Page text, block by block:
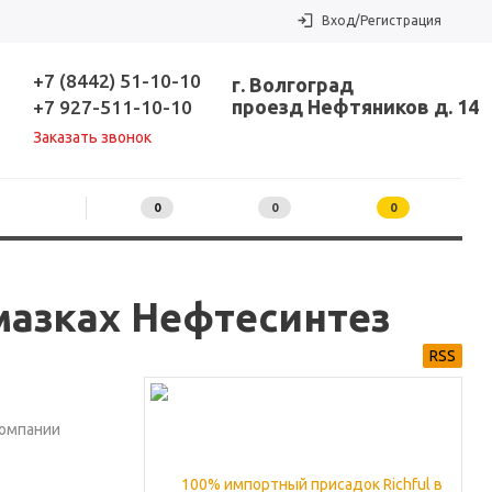
Вход/Регистрация
+7 (8442) 51-10-10
+7 927-511-10-10
Заказать звонок
г. Волгоград
проезд Нефтяников д. 14
0 0 0
Нефтесинтез
RSS